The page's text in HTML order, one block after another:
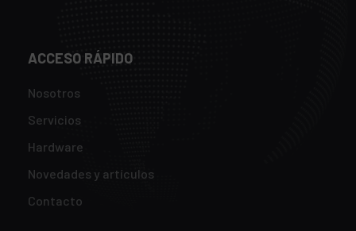
ACCESO RÁPIDO
Nosotros
Servicios
Hardware
Novedades y artículos
Contacto